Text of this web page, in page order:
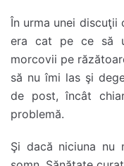
În urma unei discuţii
era cat pe ce să
morcovii pe
să nu îmi las şi
de post, încât
problemă.
Şi dacă niciuna nu